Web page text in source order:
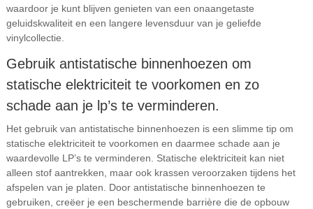
waardoor je kunt blijven genieten van een onaangetaste
geluidskwaliteit en een langere levensduur van je geliefde
vinylcollectie.
Gebruik antistatische binnenhoezen om
statische elektriciteit te voorkomen en zo
schade aan je lp’s te verminderen.
Het gebruik van antistatische binnenhoezen is een slimme tip om
statische elektriciteit te voorkomen en daarmee schade aan je
waardevolle LP’s te verminderen. Statische elektriciteit kan niet
alleen stof aantrekken, maar ook krassen veroorzaken tijdens het
afspelen van je platen. Door antistatische binnenhoezen te
gebruiken, creëer je een beschermende barrière die de opbouw